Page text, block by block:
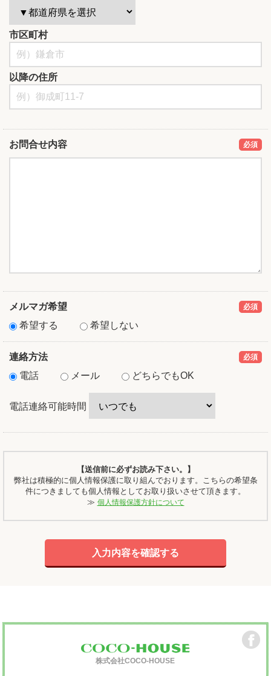
市区町村
以降の住所
お問合せ内容 必須
メルマガ希望 必須
希望する 希望しない
連絡方法 必須
電話 メール どちらでもOK
電話連絡可能時間
【送信前に必ずお読み下さい。】
弊社は積極的に個人情報保護に取り組んでおります。こちらの希望条
件につきましても個人情報としてお取り扱いさせて頂きます。
≫ 個人情報保護方針について
株式会社COCO-HOUSE